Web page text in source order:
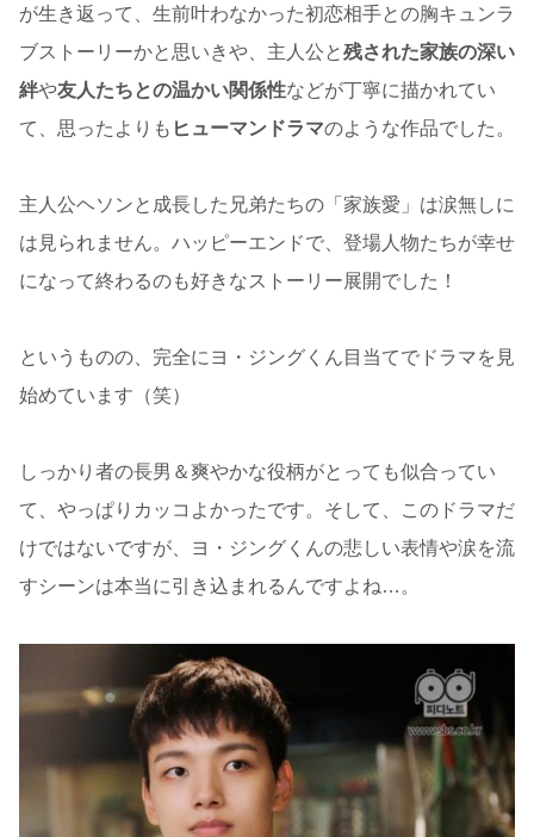
が生き返って、生前叶わなかった初恋相手との胸キュンラ
ブストーリーかと思いきや、主人公と残された家族の深い
絆や友人たちとの温かい関係性などが丁寧に描かれてい
て、思ったよりも ヒューマンドラマのような作品でした。
主人公ヘソンと成長した兄弟たちの「家族愛」は涙無しに
は見られません。ハッピーエンドで、登場人物たちが幸せ
になって終わるのも好きなストーリー展開でした！
というものの、完全にヨ・ジングくん目当てでドラマを見
始めています（笑）
しっかり者の長男＆爽やかな役柄がとっても似合ってい
て、やっぱりカッコよかったです。そして、このドラマだ
けではないですが、ヨ・ジングくんの悲しい表情や涙を流
すシーンは本当に引き込まれるんですよね…。